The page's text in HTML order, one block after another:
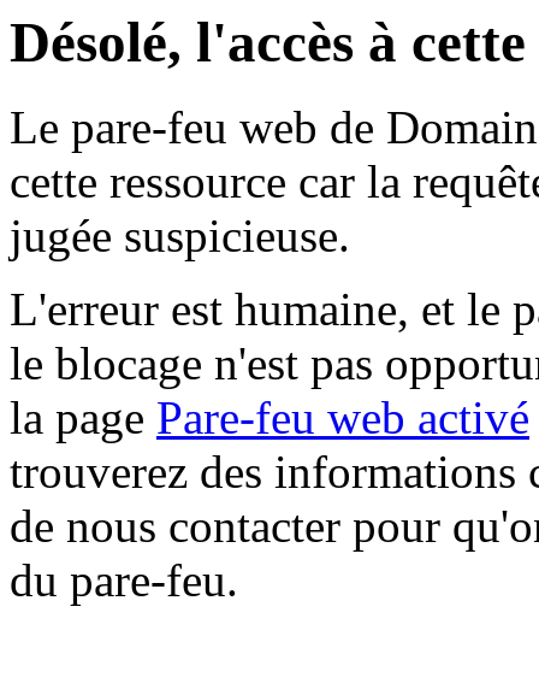
Désolé, l'accès à
Le pare-feu web de
cette ressource car la
jugée suspicieuse.
L'erreur est humaine, et le
le blocage n'est pas
la page Pare-feu web activé
trouverez des informations
de nous contacter pour
du pare-feu.